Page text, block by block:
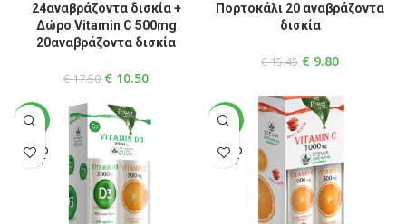
24αναβράζοντα δισκία +
Δώρο Vitamin C 500mg
20αναβράζοντα δισκία
€17.50 € 10.50
Πορτοκάλι 20 αναβράζοντα
δισκία
€15.45 € 9.80
-29%
SOLD
OUT
-37%
SOLD
OUT